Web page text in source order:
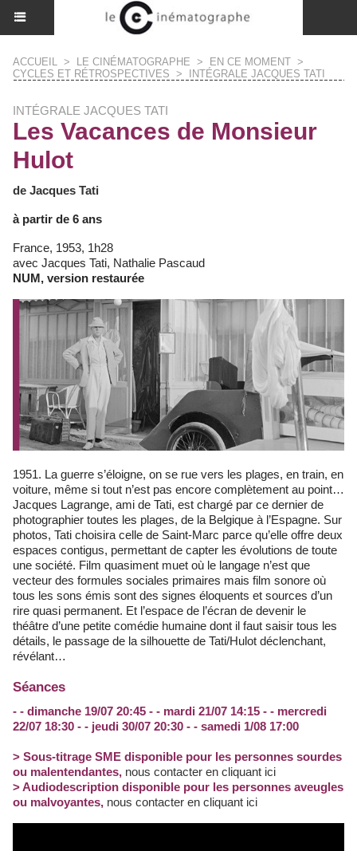
ACCUEIL > LE CINÉMATOGRAPHE > EN CE MOMENT >
CYCLES ET RÉTROSPECTIVES > INTÉGRALE JACQUES TATI
INTÉGRALE JACQUES TATI
Les Vacances de Monsieur
Hulot
de Jacques Tati
à partir de 6 ans
France, 1953, 1h28
avec Jacques Tati, Nathalie Pascaud
NUM, version restaurée
1951. La guerre s’éloigne, on se rue vers les plages, en train, en
voiture, même si tout n’est pas encore complètement au point…
Jacques Lagrange, ami de Tati, est chargé par ce dernier de
photographier toutes les plages, de la Belgique à l’Espagne. Sur
photos, Tati choisira celle de Saint-Marc parce qu’elle offre deux
espaces contigus, permettant de capter les évolutions de toute
une société. Film quasiment muet où le langage n’est que
vecteur des formules sociales primaires mais film sonore où
tous les sons émis sont des signes éloquents et sources d’un
rire quasi permanent. Et l’espace de l’écran de devenir le
théâtre d’une petite comédie humaine dont il faut saisir tous les
détails, le passage de la silhouette de Tati/Hulot déclenchant,
révélant…
Séances
- - dimanche 19/07 20:45 - - mardi 21/07 14:15 - - mercredi
22/07 18:30 - - jeudi 30/07 20:30 - - samedi 1/08 17:00
> Sous-titrage SME disponible pour les personnes sourdes
ou malentendantes, nous contacter en cliquant ici
> Audiodescription disponible pour les personnes aveugles
ou malvoyantes, nous contacter en cliquant ici